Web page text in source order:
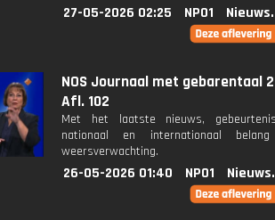
27-05-2026 02:25 NPO1
NOS Journaal met gebarentaal
Afl. 102
Met het laatste nieuws,
nationaal en internationaal
weersverwachting.
26-05-2026 01:40 NPO1